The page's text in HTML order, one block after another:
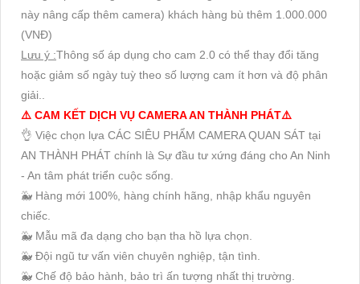
này nâng cấp thêm camera) khách hàng bù thêm 1.000.000
(VNĐ)
Lưu ý :Thông số áp dụng cho cam 2.0 có thể thay đổi tăng
hoặc giảm số ngày tuỳ theo số lượng cam ít hơn và độ phân
giải..
⚠️ CAM KẾT DỊCH VỤ CAMERA AN THÀNH PHÁT⚠️
👌 Việc chọn lựa CÁC SIÊU PHẨM CAMERA QUAN SÁT tại
AN THÀNH PHÁT chính là Sự đầu tư xứng đáng cho An Ninh
- An tâm phát triển cuộc sống.
🐳 Hàng mới 100%, hàng chính hãng, nhập khẩu nguyên
chiếc.
🐳 Mẫu mã đa dạng cho bạn tha hồ lựa chọn.
🐳 Đội ngũ tư vấn viên chuyên nghiệp, tận tình.
🐳 Chế độ bảo hành, bảo trì ấn tượng nhất thị trường.